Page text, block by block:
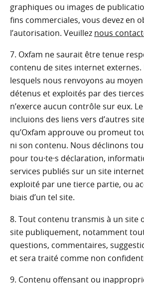
graphiques ou images de
fins commerciales, vous devez en
l’autorisation. Veuillez nous
7. Oxfam ne saurait être tenue
contenu de sites internet externes.
lesquels nous renvoyons au
détenus et exploités par des
n’exerce aucun contrôle sur eux.
incluions des liens vers d’autres
qu’Oxfam approuve ou promeut
ni son contenu. Nous déclinons
pour tou·te·s déclaration,
services publiés sur un site
exploité par une tierce partie, ou
biais d’un tel site.
8. Tout contenu transmis à un site
site publiquement, notamment
questions, commentaires,
et sera traité comme non
9. Contenu offensant ou